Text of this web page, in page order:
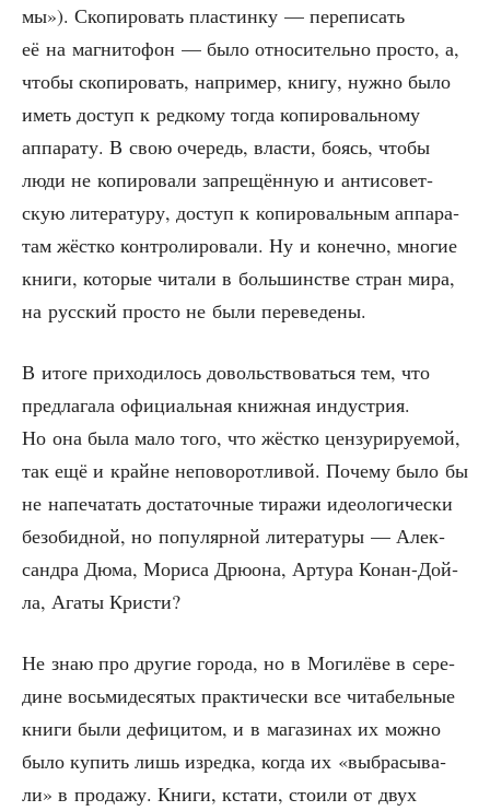
мы»). Ско­пи­ро­вать пла­стин­ку — пере­пи­сать
её на маг­ни­то­фон — было отно­си­тель­но про­сто, а,
что­бы ско­пи­ро­вать, напри­мер, кни­гу, нуж­но было
иметь доступ к ред­ко­му тогда копи­ро­валь­но­му
аппа­ра­ту. В свою оче­редь, вла­сти, боясь, что­бы
люди не копи­ро­ва­ли запре­щён­ную и анти­со­вет­
скую лите­ра­ту­ру, доступ к копи­ро­валь­ным аппа­ра­
там жёст­ко кон­тро­ли­ро­ва­ли. Ну и конеч­но, мно­гие
кни­ги, кото­рые чита­ли в боль­шин­стве стран мира,
на рус­ский про­сто не были переведены.
В ито­ге при­хо­ди­лось доволь­ство­вать­ся тем, что
пред­ла­га­ла офи­ци­аль­ная книж­ная инду­стрия.
Но она была мало того, что жёст­ко цен­зу­ри­ру­е­мой,
так ещё и крайне непо­во­рот­ли­вой. Поче­му было бы
не напе­ча­тать доста­точ­ные тира­жи идео­ло­ги­че­ски
без­обид­ной, но попу­ляр­ной лите­ра­ту­ры — Алек­
сандра Дюма, Мори­са Дрю­о­на, Арту­ра Конан-Дой­
ла, Ага­ты Кристи?
Не знаю про дру­гие горо­да, но в Моги­лё­ве в сере­
дине вось­ми­де­ся­тых прак­ти­че­ски все чита­бель­ные
кни­ги были дефи­ци­том, и в мага­зи­нах их мож­но
было купить лишь изред­ка, когда их «выбра­сы­ва­
ли» в про­да­жу. Кни­ги, кста­ти, сто­и­ли от двух